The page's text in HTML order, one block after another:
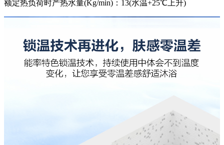
额定热负荷时产热水量(Kg/min)：13(水温+25℃上升)